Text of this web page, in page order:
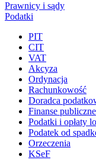
Prawnicy i sądy
Podatki
PIT
CIT
VAT
Akcyza
Ordynacja
Rachunkowość
Doradca
Finanse publiczne
Podatki i opłaty
Podatek od
Orzeczenia
KSeF